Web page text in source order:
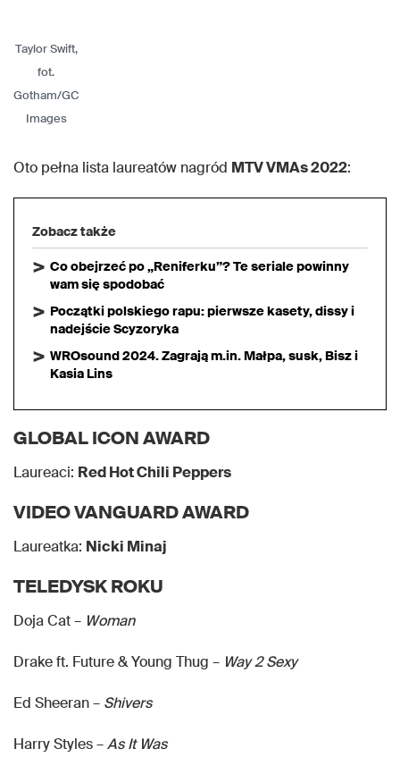
Taylor Swift,
fot.
Gotham/GC
Images
Oto pełna lista laureatów nagród MTV VMAs 2022:
Zobacz także
Co obejrzeć po „Reniferku”? Te seriale powinny
wam się spodobać
Początki polskiego rapu: pierwsze kasety, dissy i
nadejście Scyzoryka
WROsound 2024. Zagrają m.in. Małpa, susk, Bisz i
Kasia Lins
GLOBAL ICON AWARD
Laureaci: Red Hot Chili Peppers
VIDEO VANGUARD AWARD
Laureatka: Nicki Minaj
TELEDYSK ROKU
Doja Cat – Woman
Drake ft. Future & Young Thug – Way 2 Sexy
Ed Sheeran – Shivers
Harry Styles –As It Was